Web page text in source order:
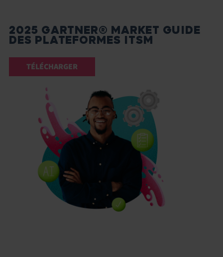
2025 GARTNER® MARKET GUIDE
DES PLATEFORMES ITSM
TÉLÉCHARGER